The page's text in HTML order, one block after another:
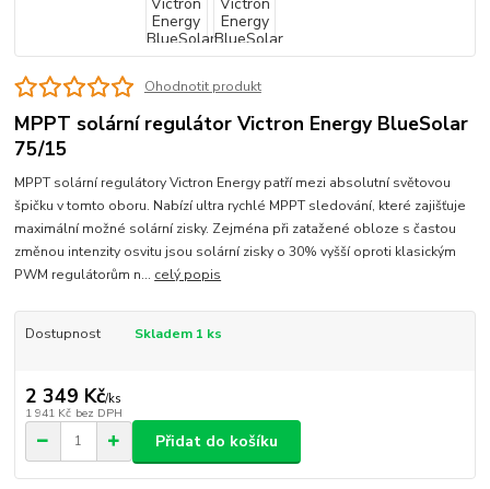
Ohodnotit produkt
MPPT solární regulátor Victron Energy BlueSolar
75/15
MPPT solární regulátory Victron Energy patří mezi absolutní světovou
špičku v tomto oboru. Nabízí ultra rychlé MPPT sledování, které zajišťuje
maximální možné solární zisky. Zejména při zatažené obloze s častou
změnou intenzity osvitu jsou solární zisky o 30% vyšší oproti klasickým
PWM regulátorům n... celý popis
Dostupnost Skladem 1 ks
2 349 Kč/ks
1 941 Kč bez DPH
Přidat do košíku